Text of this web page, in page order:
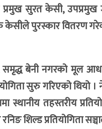
सुरत केसी, उपप्रमुख
केसीले पुरस्कार वितरण
बेनी नगरको मूल
सुरु गरिएको
स्थानीय तहस्तरीय
रनिङ शिल्ड